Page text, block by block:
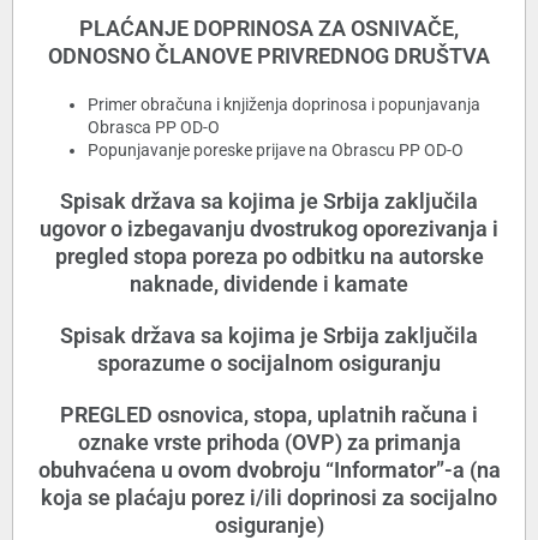
PLAĆANJE DOPRINOSA ZA OSNIVAČE,
ODNOSNO ČLANOVE PRIVREDNOG DRUŠTVA
Primer obračuna i knjiženja doprinosa i popunjavanja
Obrasca PP OD-O
Popunjavanje poreske prijave na Obrascu PP OD-O
Spisak država sa kojima je Srbija zaključila
ugovor o izbegavanju dvostrukog oporezivanja i
pregled stopa poreza po odbitku na autorske
naknade, dividende i kamate
Spisak država sa kojima je Srbija zaključila
sporazume o socijalnom osiguranju
PREGLED osnovica, stopa, uplatnih računa i
oznake vrste prihoda (OVP) za primanja
obuhvaćena u ovom dvobroju “Informator”-a (na
koja se plaćaju porez i/ili doprinosi za socijalno
osiguranje)